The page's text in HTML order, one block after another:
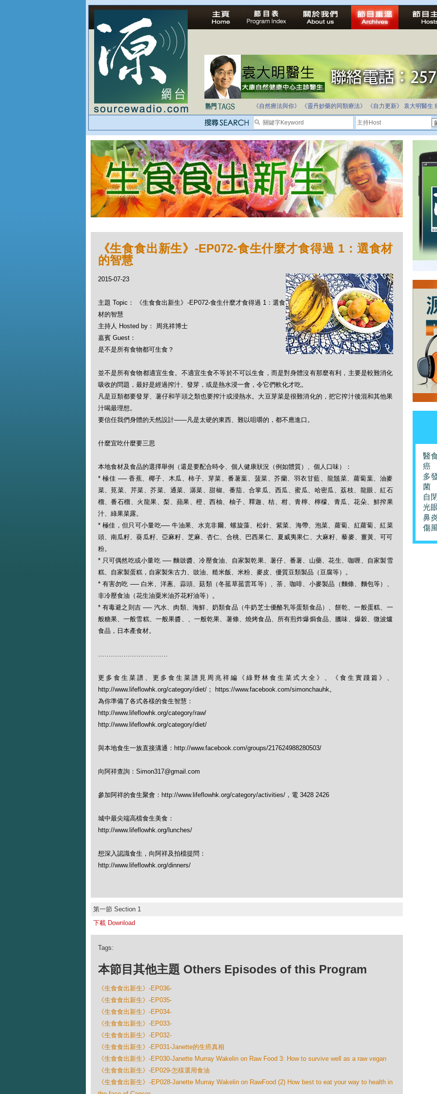
法治社會並不等同公正社會
自家教育合法化-推動多元化教育，全民學卷制
《自然療法與你》
《靈丹妙藥的同類療法》 《自力更新》 袁大明醫生
《生食食出新生》-EP072-食生什麼才食得過 1：選食材
的智慧
2015-07-23
主題 Topic： 《生食食出新生》-EP072-食生什麼才食得過 1：選食
材的智慧
主持人 Hosted by： 周兆祥博士
嘉賓 Guest：
是不是所有食物都可生食？
並不是所有食物都適宜生食。不適宜生食不等於不可以生食，而是對身體沒有那麼有利，主要是較難消化
吸收的問題，最好是經過搾汁、發芽，或是熱水浸一會，令它們軟化才吃。
凡是豆類都要發芽、薯仔和芋頭之類也要搾汁或浸熱水。大豆芽菜是很難消化的，把它搾汁後混和其他果
汁喝最理想。
要信任我們身體的天然設計——凡是太硬的東西、難以咀嚼的，都不應進口。
什麼宜吃什麼要三思
本地食材及食品的選擇舉例（還是要配合時令、個人健康狀況（例如體質）、個人口味）：
* 極佳 ── 香蕉、椰子、木瓜、柿子、芽菜、番薯葉、菠菜、芥蘭、羽衣甘藍、龍鬚菜、蘿蔔葉、油麥
菜、莧菜、芹菜、芥菜、通菜、潺菜、甜椒、番茄、合掌瓜、西瓜、蜜瓜、哈密瓜、荔枝、龍眼、紅石
榴、番石榴、火龍果、梨、蘋果、橙、西柚、柚子、釋迦、桔、柑、青檸、檸檬、青瓜、花朵、鮮搾果
汁、綠果菜露。
* 極佳，但只可小量吃── 牛油果、水克非爾、螺旋藻、松針、紫菜、海帶、泡菜、蘿蔔、紅蘿蔔、紅菜
頭、南瓜籽、葵瓜籽、亞麻籽、芝麻、杏仁、合桃、巴西果仁、夏威夷果仁、大麻籽、藜麥、薑黃、可可
粉。
* 只可偶然吃或小量吃 ── 麵豉醬、冷壓食油、自家製乾果、薯仔、番薯、山藥、花生、咖喱、自家製雪
糕、自家製蛋糕，自家製朱古力、豉油、糙米飯、米粉、麥皮、優質豆類製品（豆腐等）。
* 有害勿吃 ── 白米、洋蔥、蒜頭、菇類（冬菰草菰雲耳等）、茶、咖啡、小麥製品（麵條、麵包等）、
非冷壓食油（花生油粟米油芥花籽油等）。
* 有毒避之則吉 ── 汽水、肉類、海鮮、奶類食品（牛奶芝士優酪乳等蛋類食品）、餅乾、一般蛋糕、一
般糖果、一般雪糕、一般果醬、、一般乾果、薯條、燒烤食品、所有煎炸爆焗食品、臘味、爆穀、微波爐
食品，日本產食材。
……………………………
更多食生菜譜、更多食生菜譜見周兆祥編《綠野林食生菜式大全》、《食生實踐篇》、
http://www.lifeflowhk.org/category/diet/； https://www.facebook.com/simonchauhk。
為你準備了各式各樣的食生智慧：
http://www.lifeflowhk.org/category/raw/
http://www.lifeflowhk.org/category/diet/
與本地食生一族直接溝通：http://www.facebook.com/groups/217624988280503/
向阿祥查詢：Simon317@gmail.com
參加阿祥的食生聚會：http://www.lifeflowhk.org/category/activities/，電 3428 2426
城中最尖端高檔食生美食：
http://www.lifeflowhk.org/lunches/
想深入認識食生，向阿祥及拍檔提問：
http://www.lifeflowhk.org/dinners/
第一節 Section 1
下載 Download
Tags:
本節目其他主題 Others Episodes of this Program
《生食食出新生》-EP036-
《生食食出新生》-EP035-
《生食食出新生》-EP034-
《生食食出新生》-EP033-
《生食食出新生》-EP032-
《生食食出新生》-EP031-Janette的生癌真相
《生食食出新生》-EP030-Janette Murray Wakelin on Raw Food 3: How to survive well as a raw vegan
《生食食出新生》-EP029-怎樣選用食油
《生食食出新生》-EP028-Janette Murray Wakelin on RawFood (2) How best to eat your way to health in
醫
癌
多
菌
自
光
鼻
傷